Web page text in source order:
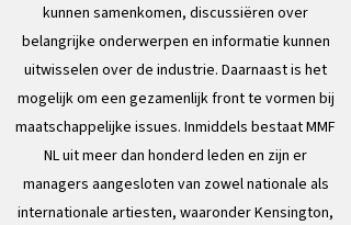
kunnen samenkomen, discussiëren over
belangrijke onderwerpen en informatie kunnen
uitwisselen over de industrie. Daarnaast is het
mogelijk om een gezamenlijk front te vormen bij
maatschappelijke issues. Inmiddels bestaat MMF
NL uit meer dan honderd leden en zijn er
managers aangesloten van zowel nationale als
internationale artiesten, waaronder Kensington,